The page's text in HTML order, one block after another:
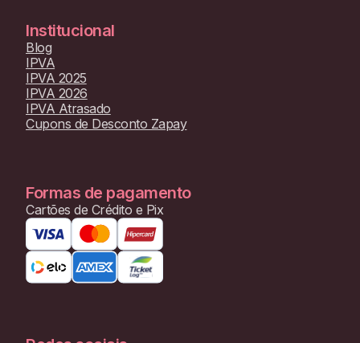
Institucional
Blog
IPVA
IPVA 2025
IPVA 2026
IPVA Atrasado
Cupons de Desconto Zapay
Formas de pagamento
Cartões de Crédito e Pix